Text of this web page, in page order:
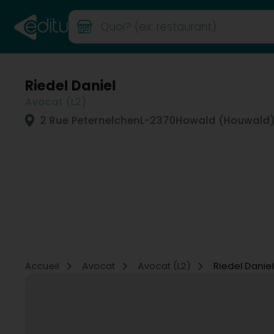
Riedel Daniel
2 Rue PeternelchenL-2370Howald (Houwald)
Accueil
Avocat Avocat (L2) Riedel Daniel